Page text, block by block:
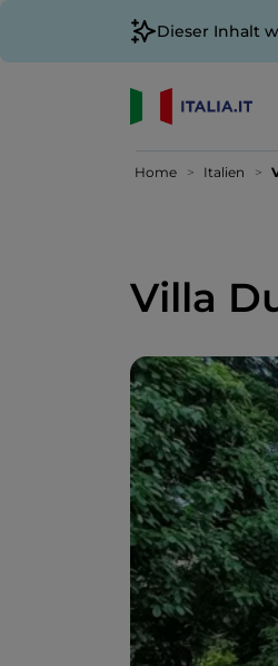
Dieser Inhalt
Home Italien
Villa